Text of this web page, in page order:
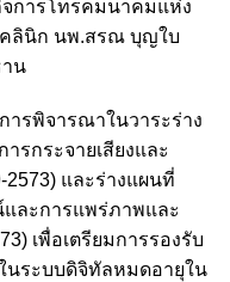
จการโทรคมนาคมแห่ง
คลินิก นพ.สรณ บุญใบ
น
ารพิจารณาในวาระร่าง
รกระจายเสียงและ
2573) และร่างแผนที่
และการแพร่ภาพและ
เพื่อเตรียมการรองรับ
ระบบดิจิทัลหมดอายุใน